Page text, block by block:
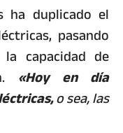
ha duplicado el
pasando
capacidad de
«Hoy en día
o sea, las